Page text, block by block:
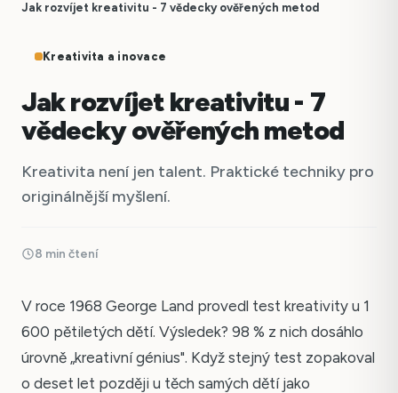
Jak rozvíjet kreativitu - 7 vědecky ověřených metod
Kreativita a inovace
Jak rozvíjet kreativitu - 7
vědecky ověřených metod
Kreativita není jen talent. Praktické techniky pro
originálnější myšlení.
8 min čtení
V roce 1968 George Land provedl test kreativity u 1
600 pětiletých dětí. Výsledek? 98 % z nich dosáhlo
úrovně „kreativní génius". Když stejný test zopakoval
o deset let později u těch samých dětí jako